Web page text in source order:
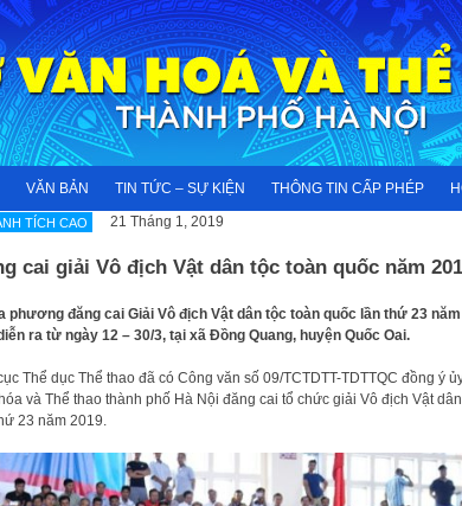
VĂN BẢN TIN TỨC – SỰ KIỆN THÔNG TIN CẤP PHÉP
TÍCH CAO 21 Tháng 1, 2019
cai giải Vô địch Vật dân tộc toàn quốc năm
phương đăng cai Giải Vô địch Vật dân tộc toàn quốc lần thứ 23 năm
ra từ ngày 12 – 30/3, tại xã Đồng Quang, huyện Quốc Oai.
Thể dục Thể thao đã có Công văn số 09/TCTDTT-TDTTQC đồng ý
và Thể thao thành phố Hà Nội đăng cai tổ chức giải Vô địch Vật
23 năm 2019.